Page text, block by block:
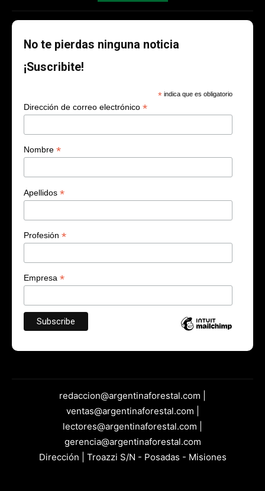
No te pierdas ninguna noticia
¡Suscribite!
* indica que es obligatorio
Dirección de correo electrónico *
Nombre *
Apellidos *
Profesión *
Empresa *
redaccion@argentinaforestal.com |
ventas@argentinaforestal.com |
lectores@argentinaforestal.com |
gerencia@argentinaforestal.com
Dirección | Troazzi S/N - Posadas - Misiones